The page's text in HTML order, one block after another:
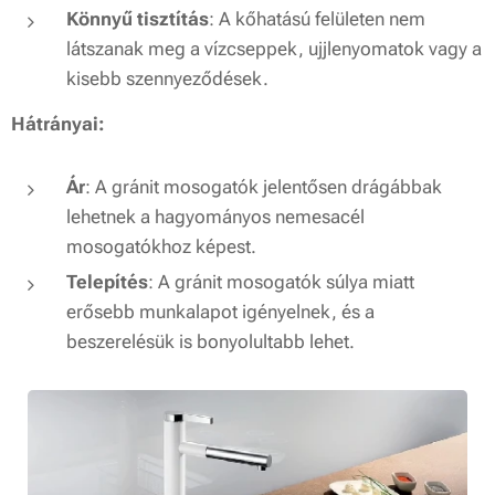
Könnyű tisztítás: A kőhatású felületen nem
látszanak meg a vízcseppek, ujjlenyomatok vagy a
kisebb szennyeződések.
Hátrányai:
Ár: A gránit mosogatók jelentősen drágábbak
lehetnek a hagyományos nemesacél
mosogatókhoz képest.
Telepítés: A gránit mosogatók súlya miatt
erősebb munkalapot igényelnek, és a
beszerelésük is bonyolultabb lehet.